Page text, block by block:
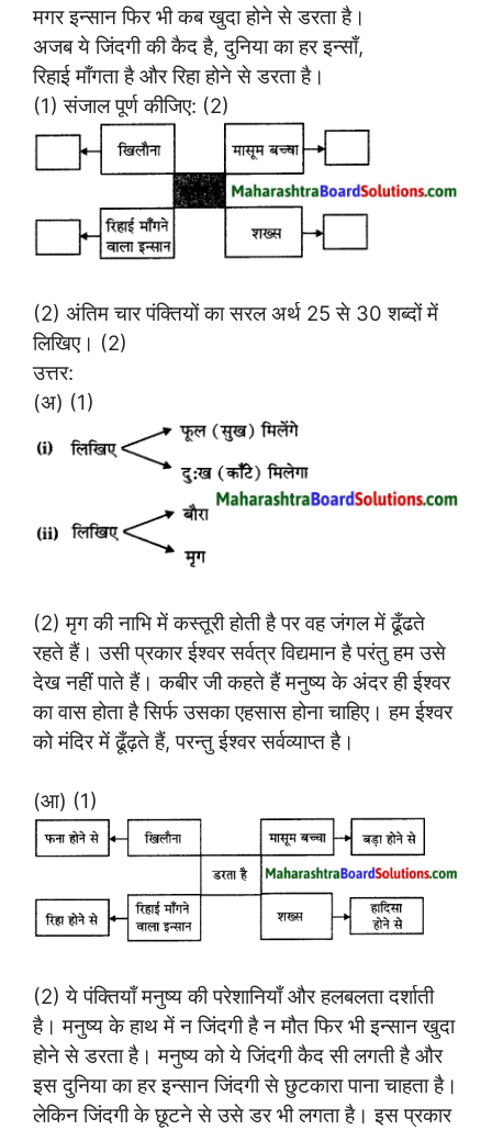
मगर इन्सान फिर भी कब खुदा होने से डरता है।
अजब ये जिंदगी की कैद है, दुनिया का हर इन्साँ,
रिहाई माँगता है और रिहा होने से डरता है।
(1) संजाल पूर्ण कीजिए: (2)
(2) अंतिम चार पंक्तियों का सरल अर्थ 25 से 30 शब्दों में
लिखिए। (2)
उत्तर:
(अ) (1)
(2) मृग की नाभि में कस्तूरी होती है पर वह जंगल में ढूँढते
रहते हैं। उसी प्रकार ईश्वर सर्वत्र विद्यमान है परंतु हम उसे
देख नहीं पाते हैं। कबीर जी कहते हैं मनुष्य के अंदर ही ईश्वर
का वास होता है सिर्फ उसका एहसास होना चाहिए। हम ईश्वर
को मंदिर में ढूँढ़ते हैं, परन्तु ईश्वर सर्वव्याप्त है।
(आ) (1)
(2) ये पंक्तियाँ मनुष्य की परेशानियाँ और हलबलता दर्शाती
है। मनुष्य के हाथ में न जिंदगी है न मौत फिर भी इन्सान खुदा
होने से डरता है। मनुष्य को ये जिंदगी कैद सी लगती है और
इस दुनिया का हर इन्सान जिंदगी से छुटकारा पाना चाहता है।
लेकिन जिंदगी के छूटने से उसे डर भी लगता है। इस प्रकार